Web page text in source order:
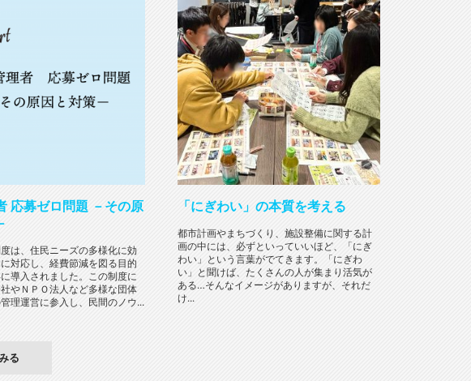
応募ゼロ問題 －その原
は、住民ニーズの多様化に効
対応し、経費節減を図る目的
導入されました。この制度に
やＮＰＯ法人など多様な団体
理運営に参入し、民間のノウ...
「にぎわい」の本質を考える
都市計画やまちづくり、施設整備に関する計
画の中には、必ずといっていいほど、「にぎ
わい」という言葉がでてきます。「にぎわ
い」と聞けば、たくさんの人が集まり活気が
ある…そんなイメージがありますが、それだ
け...
る